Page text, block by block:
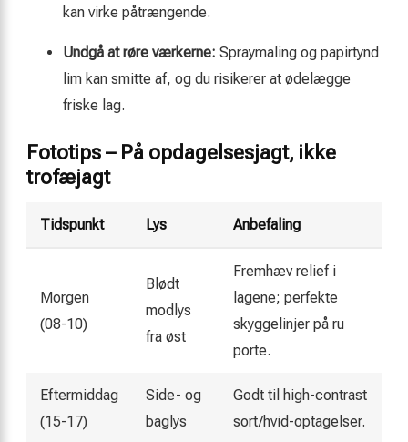
kan virke påtrængende.
Undgå at røre værkerne: Spray­maling og papirtynd
lim kan smitte af, og du risikerer at ødelægge
friske lag.
Fototips – På opdagelsesjagt, ikke
trofæjagt
Tidspunkt Lys Anbefaling
Morgen
(08-10)
Blødt
modlys
fra øst
Fremhæv relief i
lagene; perfekte
skyggelinjer på ru
porte.
Eftermiddag
(15-17)
Side- og
baglys
Godt til high-contrast
sort/hvid-optagelser.